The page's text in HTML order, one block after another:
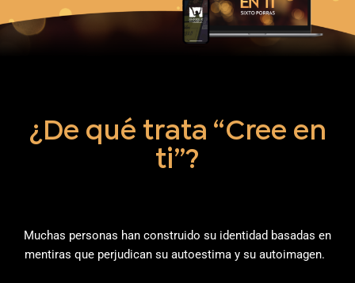
¿De qué trata “Cree en
ti”?
Muchas personas han construido su identidad basadas en
mentiras que perjudican su autoestima y su autoimagen.